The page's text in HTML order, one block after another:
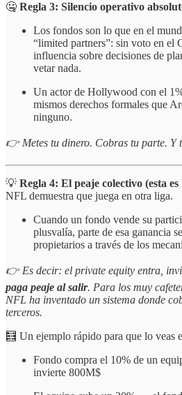
🤐 Regla 3: Silencio operativo
Los fondos son lo que en el
“limited partners”: sin voto en el
influencia sobre decisiones de
vetar nada.
Un actor de Hollywood con el
mismos derechos formales que
ninguno.
👉 Metes tu dinero. Cobras tu parte. Y
💡 Regla 4: El peaje colectivo (esta
NFL demuestra que juega en otra liga.
Cuando un fondo vende su
plusvalía, parte de esa ganancia
propietarios a través de los
👉 Es decir: el private equity entra,
paga peaje al salir. Para los muy
NFL ha inventado un sistema donde
terceros.
🧮 Un ejemplo rápido para que lo veas
Fondo compra el 10% de un
invierte 800M$